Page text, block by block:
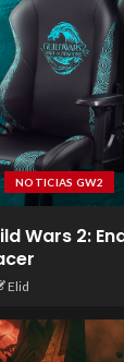
NOTICIAS GW2
Wars 2:
Elid